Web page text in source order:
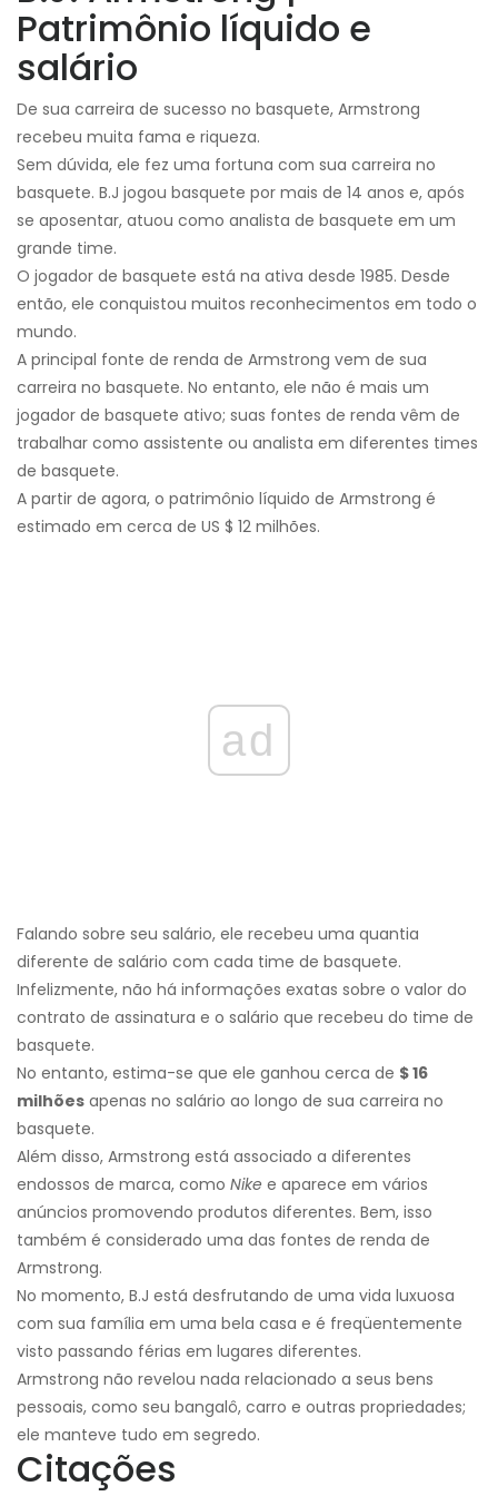
Patrimônio líquido e
salário
De sua carreira de sucesso no basquete, Armstrong
recebeu muita fama e riqueza.
Sem dúvida, ele fez uma fortuna com sua carreira no
basquete. B.J jogou basquete por mais de 14 anos e, após
se aposentar, atuou como analista de basquete em um
grande time.
O jogador de basquete está na ativa desde 1985. Desde
então, ele conquistou muitos reconhecimentos em todo o
mundo.
A principal fonte de renda de Armstrong vem de sua
carreira no basquete. No entanto, ele não é mais um
jogador de basquete ativo; suas fontes de renda vêm de
trabalhar como assistente ou analista em diferentes times
de basquete.
A partir de agora, o patrimônio líquido de Armstrong é
estimado em cerca de US $ 12 milhões.
ad
Falando sobre seu salário, ele recebeu uma quantia
diferente de salário com cada time de basquete.
Infelizmente, não há informações exatas sobre o valor do
contrato de assinatura e o salário que recebeu do time de
basquete.
No entanto, estima-se que ele ganhou cerca de $ 16
milhões apenas no salário ao longo de sua carreira no
basquete.
Além disso, Armstrong está associado a diferentes
endossos de marca, como Nike e aparece em vários
anúncios promovendo produtos diferentes. Bem, isso
também é considerado uma das fontes de renda de
Armstrong.
No momento, B.J está desfrutando de uma vida luxuosa
com sua família em uma bela casa e é freqüentemente
visto passando férias em lugares diferentes.
Armstrong não revelou nada relacionado a seus bens
pessoais, como seu bangalô, carro e outras propriedades;
ele manteve tudo em segredo.
Citações